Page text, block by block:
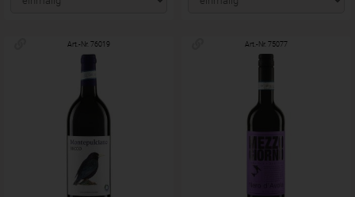
Art.-Nr. 76019 Art.-Nr. 75077